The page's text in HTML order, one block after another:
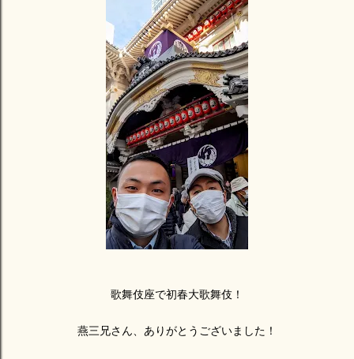
歌舞伎座で初春大歌舞伎！
燕三兄さん、ありがとうございました！